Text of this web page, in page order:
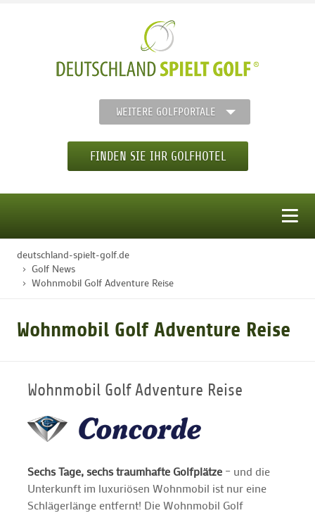
WEITERE GOLFPORTALE
FINDEN SIE IHR GOLFHOTEL
STARTSEITE
GOLF CARD
GOLF & WOMO
MALLORCA GOLFWOCHE
deutschland-spielt-golf.de
Golf News
Wohnmobil Golf Adventure Reise
Wohnmobil Golf Adventure Reise
Wohnmobil Golf Adventure Reise
Sechs Tage, sechs traumhafte Golfplätze – und die
Unterkunft im luxuriösen Wohnmobil ist nur eine
Schlägerlänge entfernt! Die Wohnmobil Golf